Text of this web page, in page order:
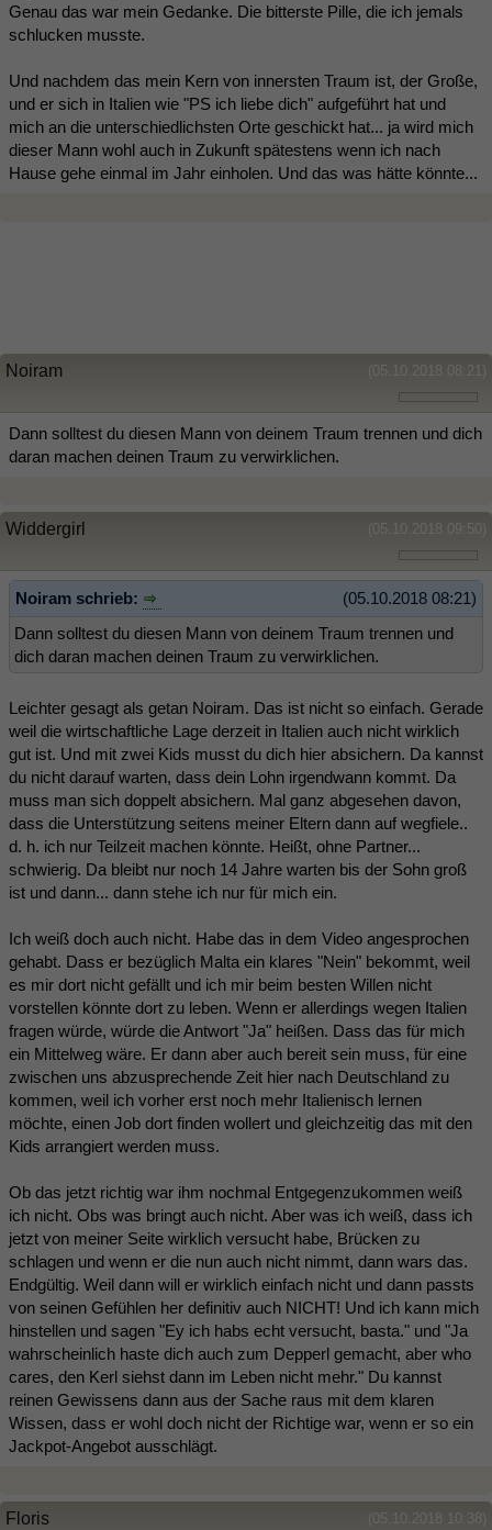
Genau das war mein Gedanke. Die bitterste Pille, die ich jemals
schlucken musste.
Und nachdem das mein Kern von innersten Traum ist, der Große,
und er sich in Italien wie "PS ich liebe dich" aufgeführt hat und
mich an die unterschiedlichsten Orte geschickt hat... ja wird mich
dieser Mann wohl auch in Zukunft spätestens wenn ich nach
Hause gehe einmal im Jahr einholen. Und das was hätte könnte...
(05.10.2018 08:21)
Noiram
Dann solltest du diesen Mann von deinem Traum trennen und dich
daran machen deinen Traum zu verwirklichen.
(05.10.2018 09:50)
Widdergirl
(05.10.2018 08:21)
Noiram schrieb:
Dann solltest du diesen Mann von deinem Traum trennen und
dich daran machen deinen Traum zu verwirklichen.
Leichter gesagt als getan Noiram. Das ist nicht so einfach. Gerade
weil die wirtschaftliche Lage derzeit in Italien auch nicht wirklich
gut ist. Und mit zwei Kids musst du dich hier absichern. Da kannst
du nicht darauf warten, dass dein Lohn irgendwann kommt. Da
muss man sich doppelt absichern. Mal ganz abgesehen davon,
dass die Unterstützung seitens meiner Eltern dann auf wegfiele..
d. h. ich nur Teilzeit machen könnte. Heißt, ohne Partner...
schwierig. Da bleibt nur noch 14 Jahre warten bis der Sohn groß
ist und dann... dann stehe ich nur für mich ein.
Ich weiß doch auch nicht. Habe das in dem Video angesprochen
gehabt. Dass er bezüglich Malta ein klares "Nein" bekommt, weil
es mir dort nicht gefällt und ich mir beim besten Willen nicht
vorstellen könnte dort zu leben. Wenn er allerdings wegen Italien
fragen würde, würde die Antwort "Ja" heißen. Dass das für mich
ein Mittelweg wäre. Er dann aber auch bereit sein muss, für eine
zwischen uns abzusprechende Zeit hier nach Deutschland zu
kommen, weil ich vorher erst noch mehr Italienisch lernen
möchte, einen Job dort finden wollert und gleichzeitig das mit den
Kids arrangiert werden muss.
Ob das jetzt richtig war ihm nochmal Entgegenzukommen weiß
ich nicht. Obs was bringt auch nicht. Aber was ich weiß, dass ich
jetzt von meiner Seite wirklich versucht habe, Brücken zu
schlagen und wenn er die nun auch nicht nimmt, dann wars das.
Endgültig. Weil dann will er wirklich einfach nicht und dann passts
von seinen Gefühlen her definitiv auch NICHT! Und ich kann mich
hinstellen und sagen "Ey ich habs echt versucht, basta." und "Ja
wahrscheinlich haste dich auch zum Depperl gemacht, aber who
cares, den Kerl siehst dann im Leben nicht mehr." Du kannst
reinen Gewissens dann aus der Sache raus mit dem klaren
Wissen, dass er wohl doch nicht der Richtige war, wenn er so ein
Jackpot-Angebot ausschlägt.
(05.10.2018 10:38)
Floris